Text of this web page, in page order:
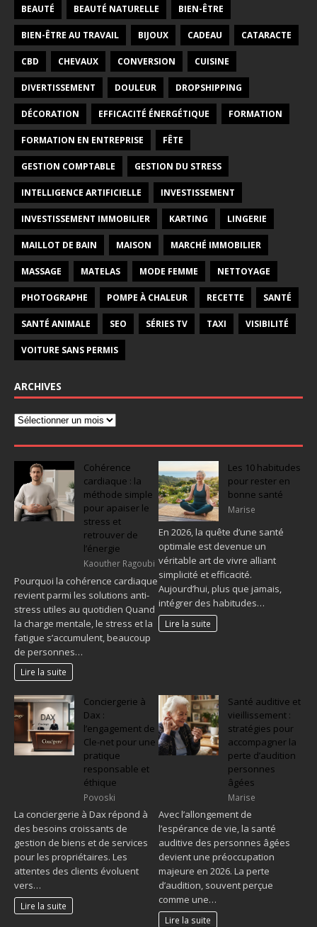
BEAUTÉ BEAUTÉ NATURELLE BIEN-ÊTRE
BIEN-ÊTRE AU TRAVAIL BIJOUX CADEAU CATARACTE
CBD CHEVAUX CONVERSION CUISINE
DIVERTISSEMENT DOULEUR DROPSHIPPING
DÉCORATION EFFICACITÉ ÉNERGÉTIQUE FORMATION
FORMATION EN ENTREPRISE FÊTE
GESTION COMPTABLE GESTION DU STRESS
INTELLIGENCE ARTIFICIELLE INVESTISSEMENT
INVESTISSEMENT IMMOBILIER KARTING LINGERIE
MAILLOT DE BAIN MAISON MARCHÉ IMMOBILIER
MASSAGE MATELAS MODE FEMME NETTOYAGE
PHOTOGRAPHE POMPE À CHALEUR RECETTE SANTÉ
SANTÉ ANIMALE SEO SÉRIES TV TAXI VISIBILITÉ
VOITURE SANS PERMIS
ARCHIVES
Cohérence
cardiaque : la
méthode simple
pour apaiser le
stress et
retrouver de
l’énergie
Kaouther Ragoubi
Pourquoi la cohérence cardiaque
revient parmi les solutions anti-
stress utiles au quotidien Quand
la charge mentale, le stress et la
fatigue s’accumulent, beaucoup
de personnes…
Lire la suite
Les 10 habitudes
pour rester en
bonne santé
Marise
En 2026, la quête d’une santé
optimale est devenue un
véritable art de vivre alliant
simplicité et efficacité.
Aujourd’hui, plus que jamais,
intégrer des habitudes…
Lire la suite
Conciergerie à
Dax :
l’engagement de
Cle-net pour une
pratique
responsable et
éthique
Povoski
La conciergerie à Dax répond à
des besoins croissants de
gestion de biens et de services
pour les propriétaires. Les
attentes des clients évoluent
vers…
Lire la suite
Santé auditive et
vieillissement :
stratégies pour
accompagner la
perte d’audition
personnes
âgées
Marise
Avec l’allongement de
l’espérance de vie, la santé
auditive des personnes âgées
devient une préoccupation
majeure en 2026. La perte
d’audition, souvent perçue
comme une…
Lire la suite